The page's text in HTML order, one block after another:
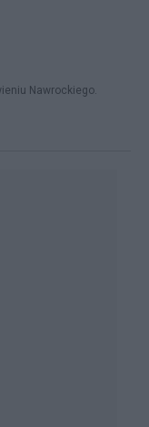
Nawrockiego.